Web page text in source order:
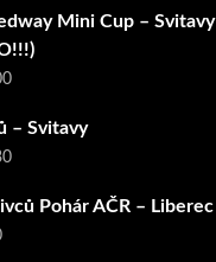
Mini Cup – Svitavy
– Svitavy
Pohár AČR – Liberec